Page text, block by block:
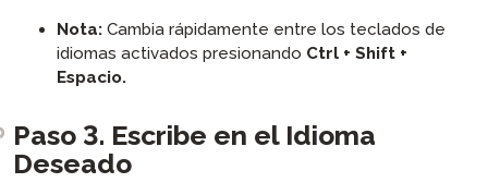
Nota: Cambia rápidamente entre los teclados de
idiomas activados presionando Ctrl + Shift +
Espacio.
Paso 3. Escribe en el Idioma
Deseado